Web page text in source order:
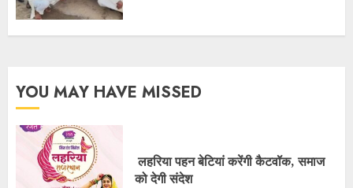
YOU MAY HAVE MISSED
लहरिया पहन बेटियां करेंगी कैटवॉक, समाज
को देगी संदेश